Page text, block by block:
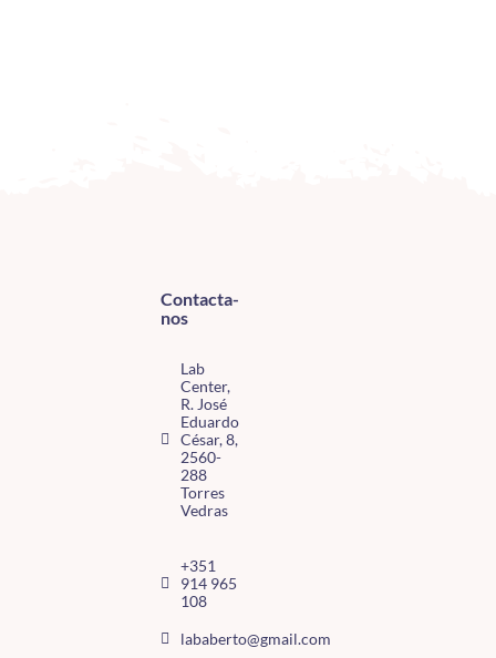
Contacta-
nos
Lab
Center,
R. José
Eduardo
César, 8,
2560-
288
Torres
Vedras
+351
914 965
108
lababerto@gmail.com